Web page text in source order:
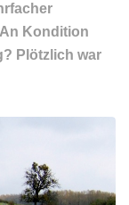
Kondition
Plötzlich war